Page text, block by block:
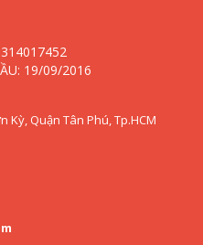
19/09/2016
Kỳ, Quận Tân Phú, Tp.HCM